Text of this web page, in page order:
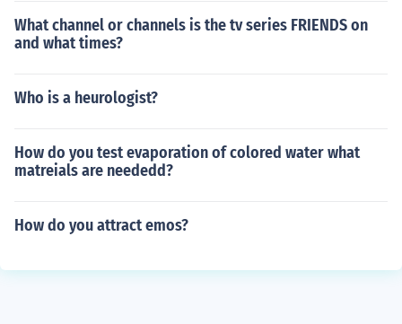
What channel or channels is the tv series FRIENDS on
and what times?
Who is a heurologist?
How do you test evaporation of colored water what
matreials are neededd?
How do you attract emos?